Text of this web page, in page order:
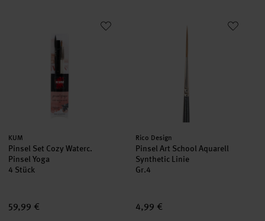
Pinsel Set Cozy Waterc. Pinsel Yoga
Hersteller:
KUM
Pinsel Set Cozy Waterc.
Pinsel Yoga
4 Stück
59,99 €
Pinsel Art School Aquarell
Hersteller:
Rico Design
Pinsel Art School Aquarell
Synthetic Linie
Gr.4
4,99 €